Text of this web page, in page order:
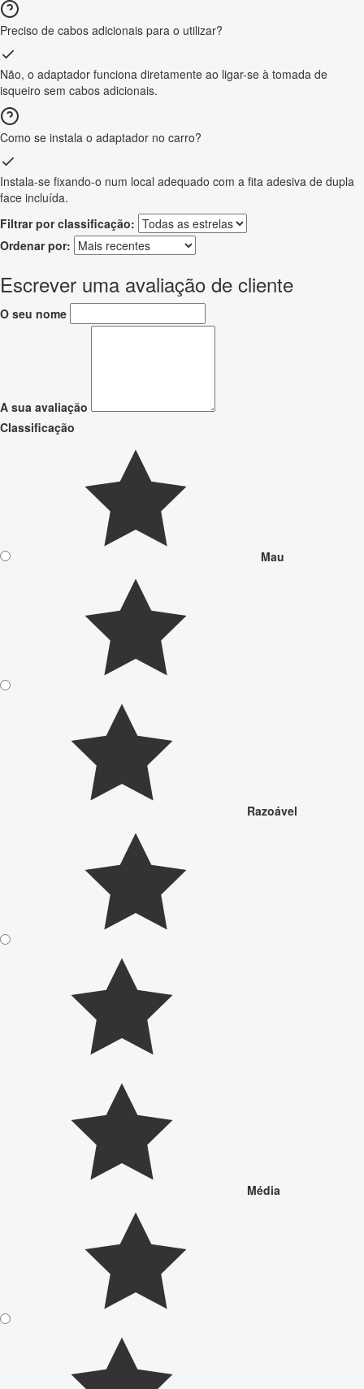
Preciso de cabos adicionais para o utilizar?
Não, o adaptador funciona diretamente ao ligar-se à tomada de
isqueiro sem cabos adicionais.
Como se instala o adaptador no carro?
Instala-se fixando-o num local adequado com a fita adesiva de dupla
face incluída.
Filtrar por classificação:
Ordenar por:
Escrever uma avaliação de cliente
O seu nome
A sua avaliação
Classificação
Mau
Razoável
Média